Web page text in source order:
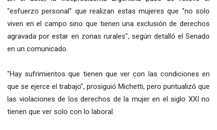
"esfuerzo personal" que realizan estas mujeres que "no solo
viven en el campo sino que tienen una exclusión de derechos
agravada por estar en zonas rurales", según detalló el Senado
en un comunicado.
"Hay sufrimientos que tienen que ver con las condiciones en
que se ejerce el trabajo", prosiguió Michetti, pero puntualizó que
las violaciones de los derechos de la mujer en el siglo XXI no
tienen que ver solo con lo laboral.